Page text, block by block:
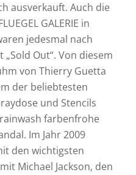
ausverkauft. Auch die
GALERIE in
jedesmal nach
Out“. Von diesem
von Thierry Guetta
der beliebtesten
und Stencils
farbenfrohe
Im Jahr 2009
den wichtigsten
Michael Jackson, den